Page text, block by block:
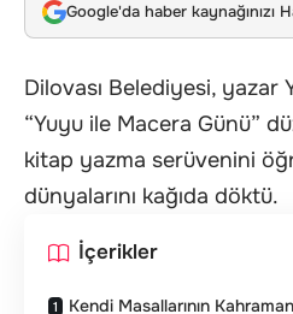
Google'da haber kaynağınızı
Dilovası Belediyesi, yazar
“Yuyu ile Macera Günü”
kitap yazma serüvenini
dünyalarını kağıda döktü.
İçerikler
Kendi Masallarının